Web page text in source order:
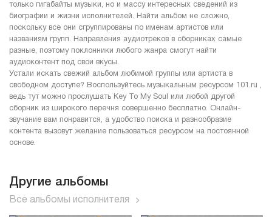
только гигабайты музыки, но и массу интересных сведений из
биографии и жизни исполнителей. Найти альбом не сложно,
поскольку все они сгруппированы по именам артистов или
названиям групп. Направления аудиотреков в сборниках самые
разные, поэтому поклонники любого жанра смогут найти
аудиоконтент под свои вкусы.
Устали искать свежий альбом любимой группы или артиста в
свободном доступе? Воспользуйтесь музыкальным ресурсом 101.ru ,
ведь тут можно прослушать Key To My Soul или любой другой
сборник из широкого перечня совершенно бесплатно. Онлайн-
звучание вам понравится, а удобство поиска и разнообразие
контента вызовут желание пользоваться ресурсом на постоянной
основе.
Другие альбомы
Все альбомы исполнителя